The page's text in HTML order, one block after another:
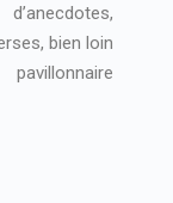
bien loin